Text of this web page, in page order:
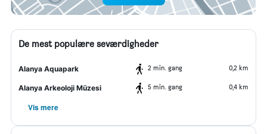
De mest populære seværdigheder
Alanya Aquapark 2 min. gang 0,2 km
Alanya Arkeoloji Müzesi 5 min. gang 0,4 km
Vis mere